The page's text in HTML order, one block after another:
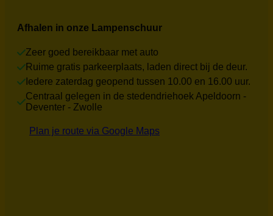
Afhalen in onze Lampenschuur
Zeer goed bereikbaar met auto
Ruime gratis parkeerplaats, laden direct bij de deur.
Iedere zaterdag geopend tussen 10.00 en 16.00 uur.
Centraal gelegen in de stedendriehoek Apeldoorn -
Deventer - Zwolle
Plan je route via Google Maps